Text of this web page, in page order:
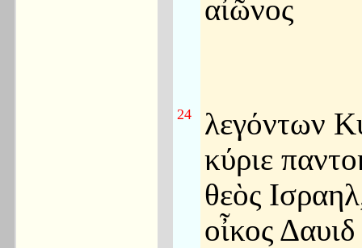
αἰῶνος
24
λεγόντων
κύριε
θεὸς
οἶκος